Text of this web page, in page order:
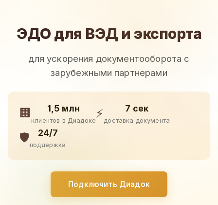
ЭДО для ВЭД и экспорта
для ускорения документооборота с
зарубежными партнерами
🏢 1,5 млн
клиентов в Диадоке
⚡ 7 сек
доставка документа
🛡️ 24/7
поддержка
Подключить Диадок